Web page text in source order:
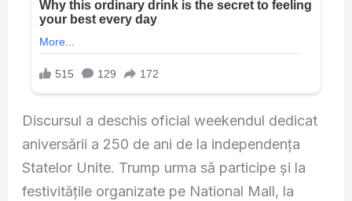
Discursul a deschis oficial weekendul dedicat
aniversării a 250 de ani de la independența
Statelor Unite. Trump urma să participe și la
festivitățile organizate pe National Mall, la